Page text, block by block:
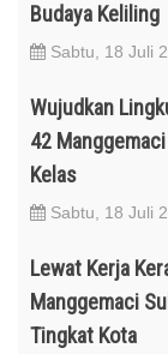
Budaya Keliling
Sabtu, 18 Juli
Wujudkan
42
Kelas
Sabtu, 18 Juli
Lewat Kerja
Manggemaci
Tingkat Kota